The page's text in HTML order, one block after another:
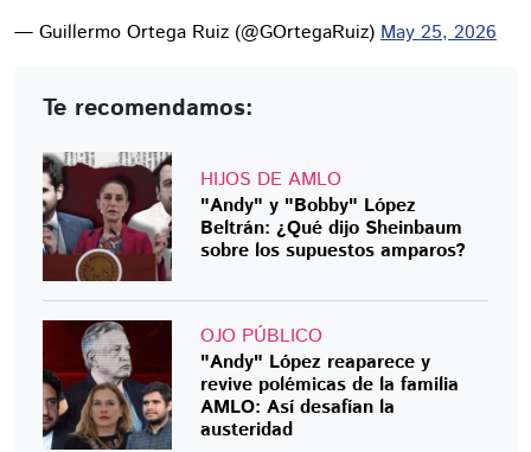
— Guillermo Ortega Ruiz (@GOrtegaRuiz) May 25, 2026
Te recomendamos:
HIJOS DE AMLO
"Andy" y "Bobby" López
Beltrán: ¿Qué dijo Sheinbaum
sobre los supuestos amparos?
OJO PÚBLICO
"Andy" López reaparece y
revive polémicas de la familia
AMLO: Así desafían la
austeridad